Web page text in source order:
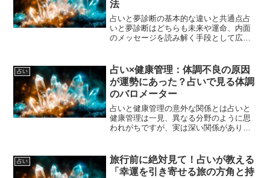
法
占いと夢診断の基本的な違いと共通点占
いと夢診断はどちらも未来や運命、内面
のメッセージを読み解く手段として広く
占いは星座やカード、手相、数字などさ
まざまな象徴やシステムを...
占い
占い×健康管理：体調不良の原因
が運勢にあった？占いで見る体調
のバロメーター
占いと健康管理の意外な関係とは占いと
健康管理は一見、異なる分野のように思
われがちですが、実は深い関係がありま
います。占いは古来より人の運勢や心理
状態、環境の変化を読み解...
占い
旅行前に絶対見て！占いが教える
「幸運を引き寄せる旅の方角と持